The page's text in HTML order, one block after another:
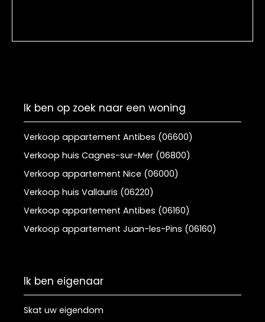
Ik ben op zoek naar een woning
Verkoop appartement Antibes (06600)
Verkoop huis Cagnes-sur-Mer (06800)
Verkoop appartement Nice (06000)
Verkoop huis Vallauris (06220)
Verkoop appartement Antibes (06160)
Verkoop appartement Juan-les-Pins (06160)
Ik ben eigenaar
Skat uw eigendom